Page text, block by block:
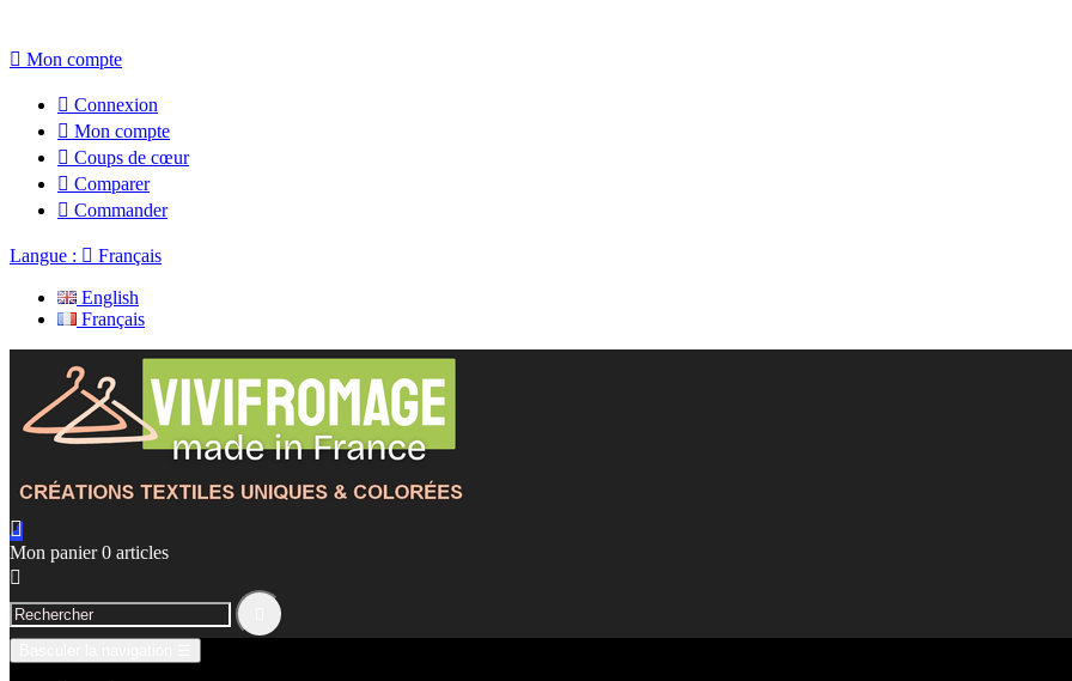
 Mon compte
 Connexion
 Mon compte
 Coups de cœur
 Comparer
 Commander
Langue :  Français
English
Français

Mon panier 0 articles
